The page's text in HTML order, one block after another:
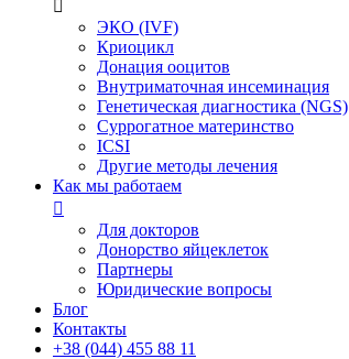
ЭКО (IVF)
Криоцикл
Донация ооцитов
Внутриматочная инсеминация
Генетическая диагностика (NGS)
Суррогатное материнство
ICSI
Другие методы лечения
Как мы работаем
Для докторов
Донорство яйцеклеток
Партнеры
Юридические вопросы
Блог
Контакты
+38 (044) 455 88 11